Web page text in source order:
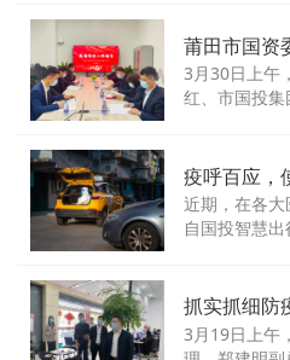
3月30日上午
红、市国投
行专项检查，
地督导检查
谈、实地了
和需求。
疫呼百应，
近期，在各
自国投智慧
准备。
3月19日上午